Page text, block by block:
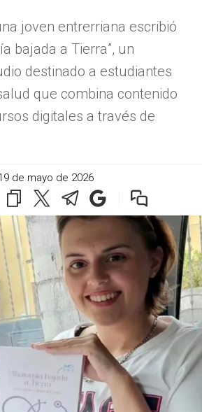
joven entrerriana escribió
bajada a Tierra”, un
destinado a estudiantes
que combina contenido
digitales a través de
de mayo de 2026